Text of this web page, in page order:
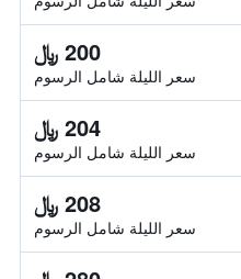
200 ﷼
سعر الليلة شامل الرسوم
204 ﷼
سعر الليلة شامل الرسوم
208 ﷼
سعر الليلة شامل الرسوم